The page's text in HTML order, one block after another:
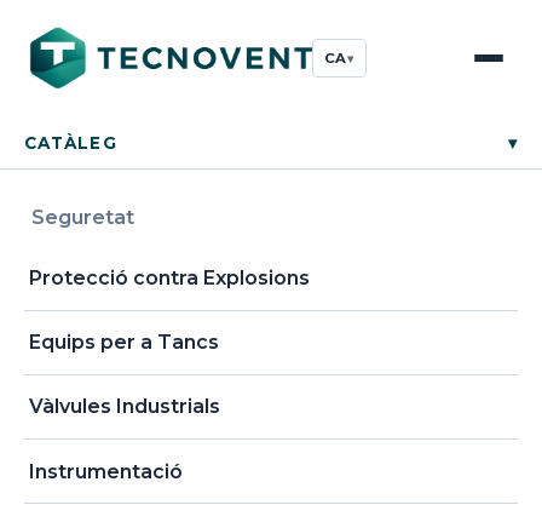
CA▾
CATÀLEG ▾
Seguretat
Protecció contra Explosions
Equips per a Tancs
Vàlvules Industrials
Instrumentació